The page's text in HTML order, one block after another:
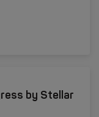
by Stellar